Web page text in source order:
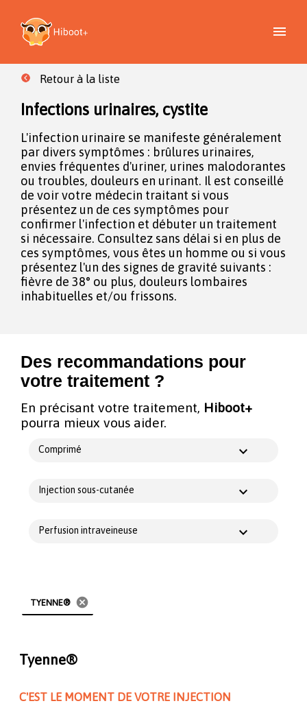
Retour à la liste
Infections urinaires, cystite
L'infection urinaire se manifeste généralement
par divers symptômes : brûlures urinaires,
envies fréquentes d'uriner, urines malodorantes
ou troubles, douleurs en urinant. Il est conseillé
de voir votre médecin traitant si vous
présentez un de ces symptômes pour
confirmer l'infection et débuter un traitement
si nécessaire. Consultez sans délai si en plus de
ces symptômes, vous êtes un homme ou si vous
présentez l'un des signes de gravité suivants :
fièvre de 38° ou plus, douleurs lombaires
inhabituelles et/ou frissons.
Des recommandations pour
votre traitement ?
En précisant votre traitement, Hiboot+
pourra mieux vous aider.
Comprimé
Injection sous-cutanée
Perfusion intraveineuse
TYENNE® cancel
Tyenne®
C'EST LE MOMENT DE VOTRE INJECTION